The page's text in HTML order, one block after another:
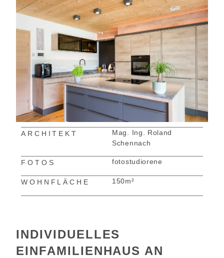
ARCHITEKT
Mag. Ing. Roland
Schennach
FOTOS fotostudiorene
WOHNFLÄCHE 150m²
INDIVIDUELLES
EINFAMILIENHAUS AN